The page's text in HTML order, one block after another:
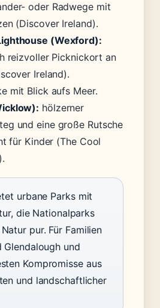
oder Radwege mit
(Discover Ireland).
(Wexford):
reizvoller Picknickort an
Ireland).
mit Blick aufs Meer.
hölzerner
und eine große Rutsche
für Kinder (The Cool
urbane Parks mit
die Nationalparks
pur. Für Familien
und
Kompromisse aus
und landschaftlicher